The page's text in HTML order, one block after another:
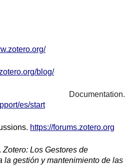
.zotero.org/
.org/blog/
/es/start
https://forums.zotero.org
Zotero: Los Gestores de
la gestión y mantenimiento de las